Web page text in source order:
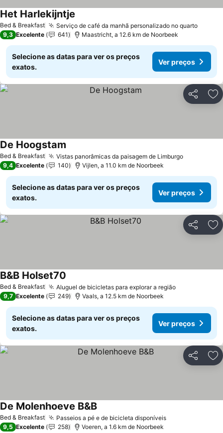
Bed & Breakfast Serviço de café da manhã personalizado no quarto
Het Harlekijntje
9,3 Excelente 641 Maastricht, a 12.6 km de Noorbeek
Selecione as datas para ver os preços
exatos.
Ver preços
Partilhar
Bed & Breakfast Vistas panorâmicas da paisagem de Limburgo
De Hoogstam
9,4 Excelente 140 Vijlen, a 11.0 km de Noorbeek
Selecione as datas para ver os preços
exatos.
Ver preços
Partilhar
Bed & Breakfast Aluguel de bicicletas para explorar a região
B&B Holset70
9,7 Excelente 249 Vaals, a 12.5 km de Noorbeek
Selecione as datas para ver os preços
exatos.
Ver preços
Partilhar
Bed & Breakfast Passeios a pé e de bicicleta disponíveis
De Molenhoeve B&B
9,5 Excelente 258 Voeren, a 1.6 km de Noorbeek